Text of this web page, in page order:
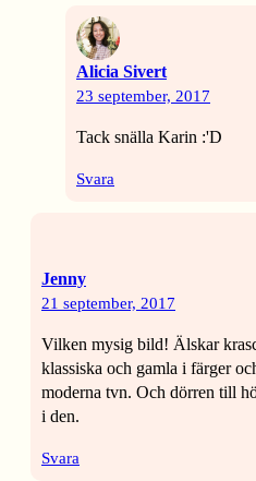
Alicia Sivert
23 september, 2017
Tack snälla Karin :'D
Svara
Jenny
21 september, 2017
Vilken mysig bild! Älskar
klassiska och gamla i färger
moderna tvn. Och dörren till
i den.
Svara